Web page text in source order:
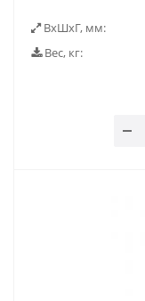
ВxШxГ, мм:
Вес, кг: